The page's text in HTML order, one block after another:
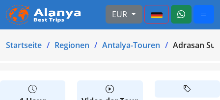
EUR
Startseite Regionen Antalya-Touren Adrasan